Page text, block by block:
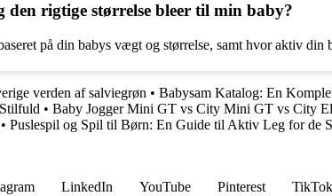
rigtige størrelse bleer til min baby?
på din babys vægt og størrelse, samt hvor aktiv
verden af salviegrøn • Babysam Katalog: En
• Baby Jogger Mini GT vs City Mini GT vs City
Puslespil og Spil til Børn: En Guide til Aktiv Leg for de
LinkedIn YouTube Pinterest TikTok